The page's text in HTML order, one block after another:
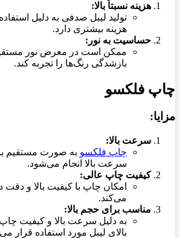
هزینه نسبتاً بالا:
تولید لیبل صدفی به دلیل
هزینه بیشتری دارد.
حساسیت به نور:
ممکن است در معرض نور
بازشدگی رنگ‌ها را تجربه کند.
چاپ فلکسو
مزایا:
سرعت بالا:
چاپ فلکسو به صورت مستقیم
سرعت بالا انجام می‌شود.
کیفیت چاپ عالی:
امکان چاپ با کیفیت بالا و دقت
می‌کند.
مناسب برای حجم بالا:
به دلیل سرعت بالا و کیفیت
بالای لیبل مورد استفاده قرار